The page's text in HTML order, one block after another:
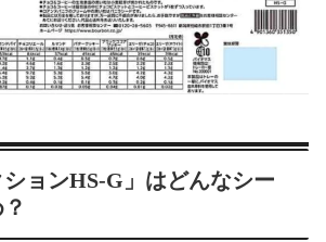
ションHS-G」はどんなシー